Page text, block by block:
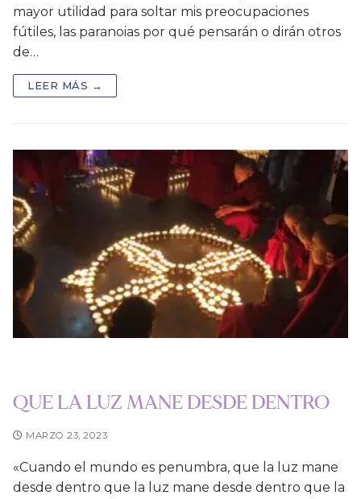
mayor utilidad para soltar mis preocupaciones
fútiles, las paranoias por qué pensarán o dirán otros
de…
LEER MÁS →
QUE LA LUZ MANE DESDE DENTRO
MARZO 23, 2023
«Cuando el mundo es penumbra, que la luz mane
desde dentro que la luz mane desde dentro que la